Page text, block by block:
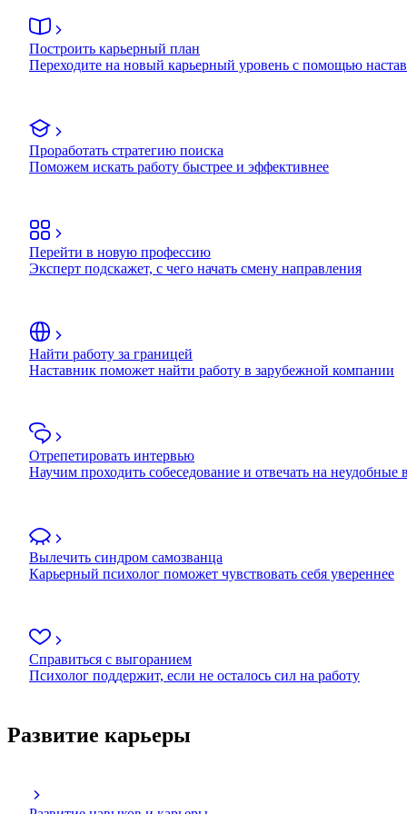
Построить карьерный план
Переходите на новый карьерный уровень с помощью
Проработать стратегию поиска
Поможем искать работу быстрее и эффективнее
Перейти в новую профессию
Эксперт подскажет, с чего начать смену направления
Найти работу за границей
Наставник поможет найти работу в зарубежной компании
Отрепетировать интервью
Научим проходить собеседование и отвечать на неудобные
Вылечить синдром самозванца
Карьерный психолог поможет чувствовать себя увереннее
Справиться с выгоранием
Психолог поддержит, если не осталось сил на работу
Развитие карьеры